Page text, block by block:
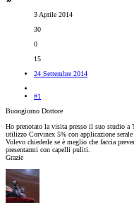
3 Aprile 2014
30
0
15
24 Settembre 2014
#1
Buongiorno Dottore
Ho prenotato la visita presso il suo studio a
utilizzo Corvinex 5% con applicazione serale
Volevo chiederle se è meglio che faccia
presentarmi con capelli puliti.
Grazie